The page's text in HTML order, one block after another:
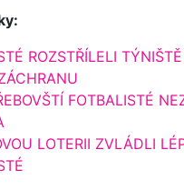
ROZSTŘÍLELI
FOTBALISTÉ
LOTERII ZVLÁDLI